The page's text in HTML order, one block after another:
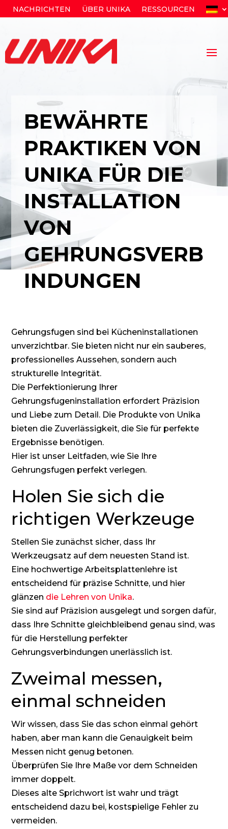
NACHRICHTEN ÜBER UNIKA RESSOURCEN
BEWÄHRTE
PRAKTIKEN VON
UNIKA FÜR DIE
INSTALLATION
VON
GEHRUNGSVERB
INDUNGEN
Gehrungsfugen sind bei Kücheninstallationen
unverzichtbar. Sie bieten nicht nur ein sauberes,
professionelles Aussehen, sondern auch
strukturelle Integrität.
Die Perfektionierung Ihrer
Gehrungsfugeninstallation erfordert Präzision
und Liebe zum Detail. Die Produkte von Unika
bieten die Zuverlässigkeit, die Sie für perfekte
Ergebnisse benötigen.
Hier ist unser Leitfaden, wie Sie Ihre
Gehrungsfugen perfekt verlegen.
Holen Sie sich die
richtigen Werkzeuge
Stellen Sie zunächst sicher, dass Ihr
Werkzeugsatz auf dem neuesten Stand ist.
Eine hochwertige Arbeitsplattenlehre ist
entscheidend für präzise Schnitte, und hier
glänzen die Lehren von Unika.
Sie sind auf Präzision ausgelegt und sorgen dafür,
dass Ihre Schnitte gleichbleibend genau sind, was
für die Herstellung perfekter
Gehrungsverbindungen unerlässlich ist.
Zweimal messen,
einmal schneiden
Wir wissen, dass Sie das schon einmal gehört
haben, aber man kann die Genauigkeit beim
Messen nicht genug betonen.
Überprüfen Sie Ihre Maße vor dem Schneiden
immer doppelt.
Dieses alte Sprichwort ist wahr und trägt
entscheidend dazu bei, kostspielige Fehler zu
vermeiden.